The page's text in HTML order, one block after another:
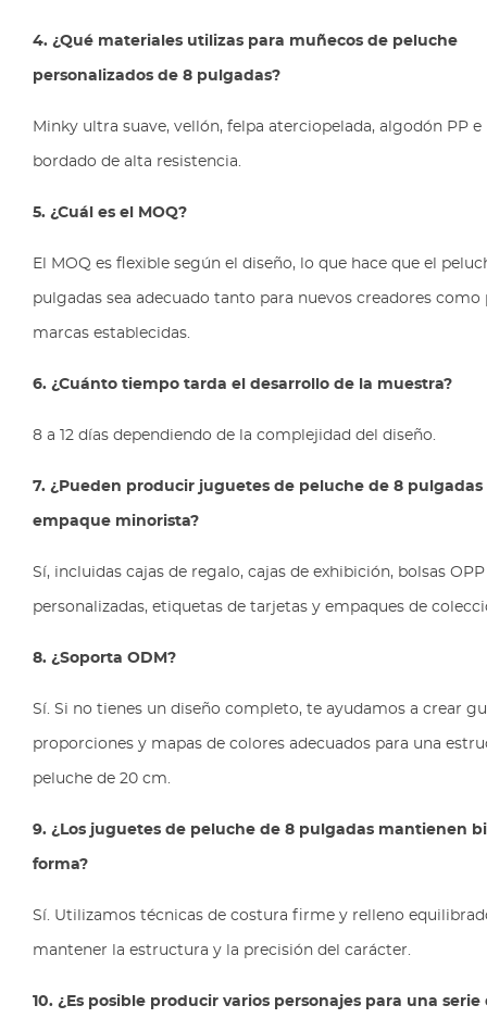
4. ¿Qué materiales utilizas para muñecos de peluche
personalizados de 8 pulgadas?
Minky ultra suave, vellón, felpa aterciopelada, algodón PP e
bordado de alta resistencia.
5. ¿Cuál es el MOQ?
El MOQ es flexible según el diseño, lo que hace que el
pulgadas sea adecuado tanto para nuevos creadores como
marcas establecidas.
6. ¿Cuánto tiempo tarda el desarrollo de la muestra?
8 a 12 días dependiendo de la complejidad del diseño.
7. ¿Pueden producir juguetes de peluche de 8 pulgadas
empaque minorista?
Sí, incluidas cajas de regalo, cajas de exhibición, bolsas OPP
personalizadas, etiquetas de tarjetas y empaques de
8. ¿Soporta ODM?
Sí. Si no tienes un diseño completo, te ayudamos a crear
proporciones y mapas de colores adecuados para una
peluche de 20 cm.
9. ¿Los juguetes de peluche de 8 pulgadas mantienen
forma?
Sí. Utilizamos técnicas de costura firme y relleno
mantener la estructura y la precisión del carácter.
10. ¿Es posible producir varios personajes para una serie